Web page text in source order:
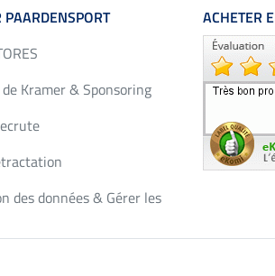
Kramer & Sponsoring
des données & Gérer les
ACHETER